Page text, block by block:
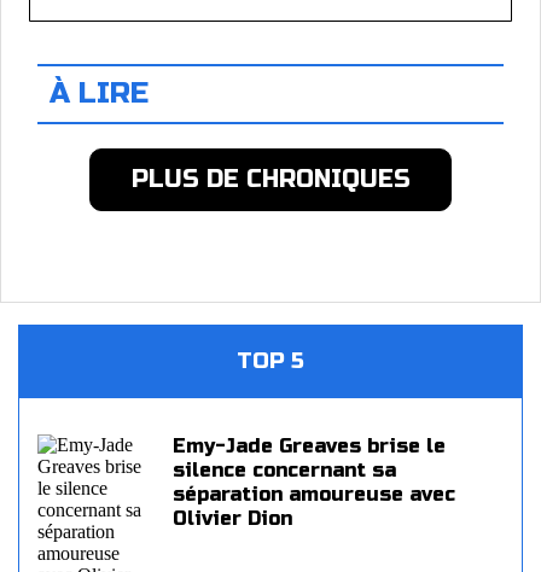
À LIRE
PLUS DE CHRONIQUES
TOP 5
Emy-Jade Greaves brise le
silence concernant sa
séparation amoureuse avec
Olivier Dion